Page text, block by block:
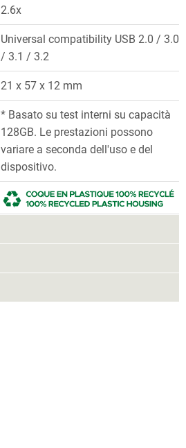
2.6x
Universal compatibility USB 2.0 / 3.0
/ 3.1 / 3.2
21 x 57 x 12 mm
* Basato su test interni su capacità
128GB. Le prestazioni possono
variare a seconda dell'uso e del
dispositivo.